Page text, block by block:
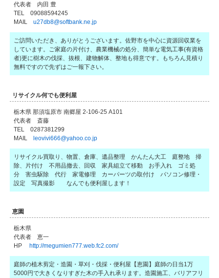
代表者 内田 豊
TEL 09088594245
MAILu27db8@softbank.ne.jp
ご訪問いただき、ありがとうございます。佐野市を中心に資源回収業を
しています。ご家庭の片付け、農業機械の処分、簡単な電気工事(有資格
者)更に樹木の伐採、抜根、建物解体、整地も得意です。もちろん見積り
無料ですので先ずはご一報下さい。
リサイクル何でも便利屋
栃木県 那須塩原市 南郷屋 2-106-25 A101
代表者 斎藤
TEL 0287381299
MAIL
leovivi666@yahoo.co.jp
リサイクル買取り、物置、倉庫、遺品整理 かんたん大工 庭整地 掃
除、片付け 不用品撤去、回収 家具組立て移動 お手入れ ゴミ処
分 害虫駆除 代行 家電修理 カーパーツの取付け パソコン修理・
設定 写真撮影 なんでも便利屋します！
恵園
栃木県
代表者 恵一
HP http://megumien777.web.fc2.com/
庭師の植木剪定・造園・草刈・伐採・便利屋【恵園】庭師の日当1万
5000円で大きくなりすぎた木の手入れ承ります。造園施工、バリアフリ